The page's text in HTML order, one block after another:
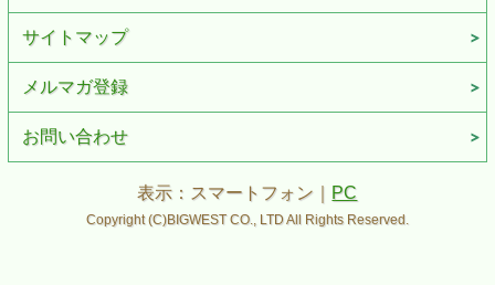
サイトマップ
メルマガ登録
お問い合わせ
表示：スマートフォン｜ PC
Copyright (C)BIGWEST CO., LTD All Rights Reserved.